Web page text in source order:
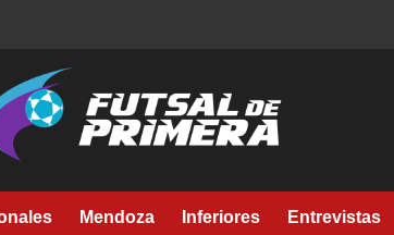
Mendoza Inferiores Entrevistas